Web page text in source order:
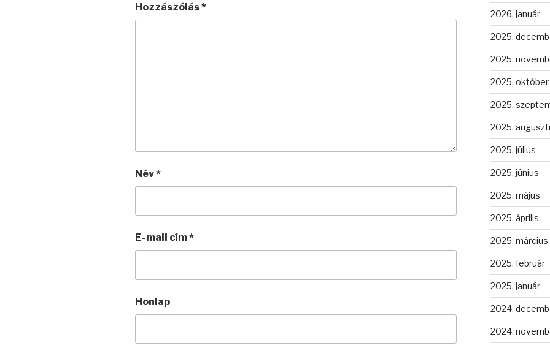
Hozzászólás*
Név*
E-mail cím*
Honlap
2026. január
2025.
2025.
2025. október
2025.
2025.
2025. július
2025. június
2025. május
2025. április
2025. március
2025. február
2025. január
2024.
2024.